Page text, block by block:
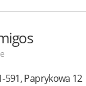
591,Paprykowa 12